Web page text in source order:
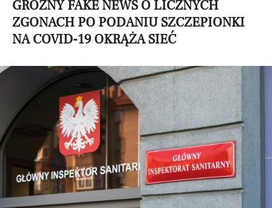
GROŹNY FAKE NEWS O LICZNYCH
ZGONACH PO PODANIU SZCZEPIONKI
NA COVID-19 OKRĄŻA SIEĆ